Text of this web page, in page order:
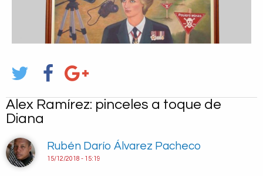
Alex Ramírez: pinceles a toque de
Diana
Rubén Darío Álvarez Pacheco
15/12/2018 - 15:19